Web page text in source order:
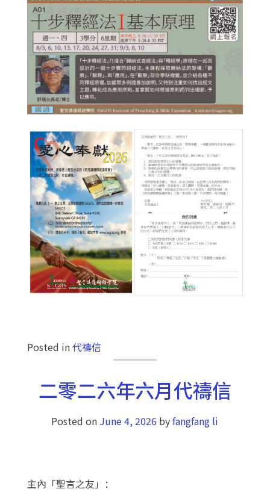
Posted in代禱信
二零二六年六月代禱信
Posted on June 4, 2026 byfangfang li
主內「聖言之友」：